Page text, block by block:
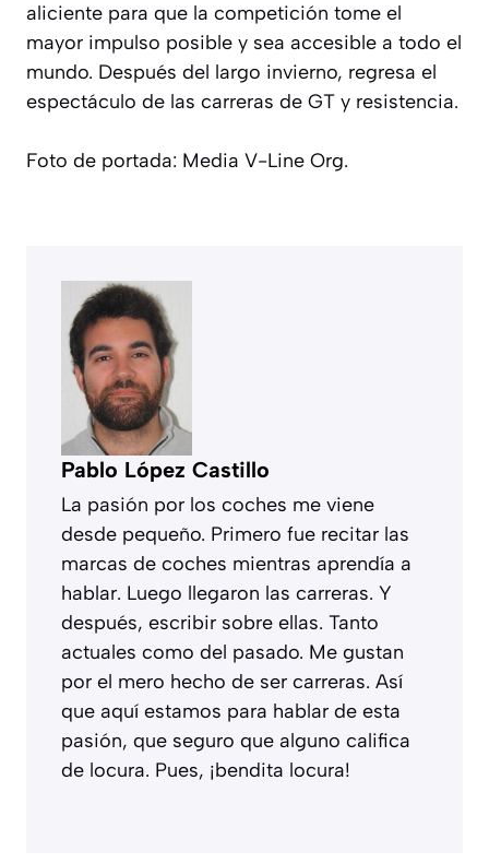
aliciente para que la competición tome el
mayor impulso posible y sea accesible a todo el
mundo. Después del largo invierno, regresa el
espectáculo de las carreras de GT y resistencia.
Foto de portada: Media V-Line Org.
Pablo López Castillo
La pasión por los coches me viene
desde pequeño. Primero fue recitar las
marcas de coches mientras aprendía a
hablar. Luego llegaron las carreras. Y
después, escribir sobre ellas. Tanto
actuales como del pasado. Me gustan
por el mero hecho de ser carreras. Así
que aquí estamos para hablar de esta
pasión, que seguro que alguno califica
de locura. Pues, ¡bendita locura!